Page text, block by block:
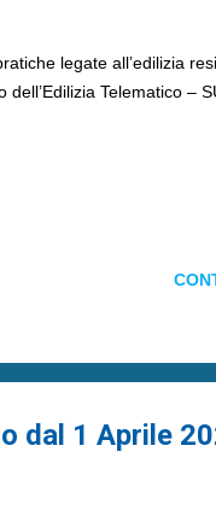
legate all’edilizia
Telematico –
dal 1 Aprile